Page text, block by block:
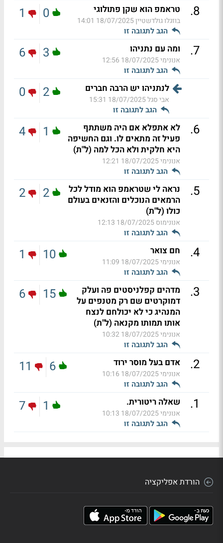
8
. טראמפ הוא שקן פתולוגי
בוזגלו גולדשטיין18/07/2025 14:01
הגב לתגובה זו
0
1
7
. ומה עם נתניהו
אנונימי18/07/2025 12:56
הגב לתגובה זו
3
6
לנתניהו יש הרבה חברים
אבי סגל18/07/2025 15:31
הגב לתגובה זו
2
0
6
.
לא אתפלא אם היה משתתף
פעיל זה מתאים לו. וגם החשיפה
היא חלקית ולא הכל למה (ל"ת)
אנונימי18/07/2025 12:21
הגב לתגובה זו
1
4
5
.
נראה לי שטראמפ הוא מודל לכל
הרמאים הנוכלים והזנאים בעולם
כולו (ל"ת)
אנונימוס18/07/2025 12:13
הגב לתגובה זו
2
2
4
. חם צואר
אנונימי18/07/2025 11:09
הגב לתגובה זו
10
1
3
.
מדהים קפלניסטים פה ועלק
דמוקרטים שם רק מטנפים על
המנהיג כי לא יכולחם לנצח
אותו תמותו מקנאה (ל"ת)
אנונימי18/07/2025 10:32
הגב לתגובה זו
15
6
2
. אדם בעל מוסר ירוד
אנונימי18/07/2025 10:16
הגב לתגובה זו
6
11
1
. שאלה ריטורית.
אנונימי18/07/2025 10:13
הגב לתגובה זו
1
7
הורדת אפליקציה